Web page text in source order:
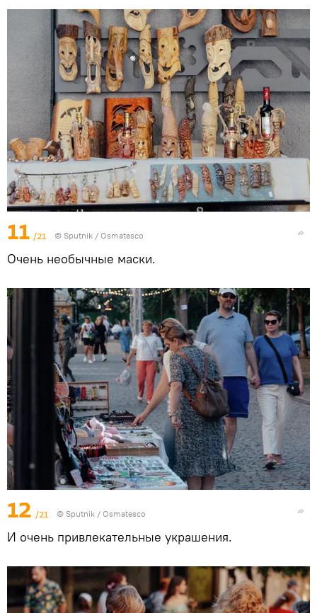
11 /21 © Sputnik / Osmatesco
Очень необычные маски.
12 /21 © Sputnik / Osmatesco
И очень привлекательные украшения.